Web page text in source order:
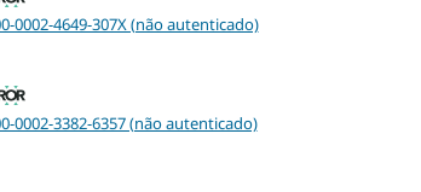
0002-4649-307X (não autenticado)
0002-3382-6357 (não autenticado)